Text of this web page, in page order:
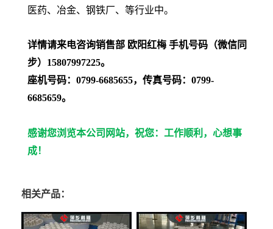
医药、冶金、钢铁厂、等行业中。
详情请来电咨询销售部 欧阳红梅 手机号码（微信同
步）15807997225。
座机号码：0799-6685655，传真号码：0799-
6685659。
感谢您浏览本公司网站，祝您：工作顺利，心想事
成！
相关产品：